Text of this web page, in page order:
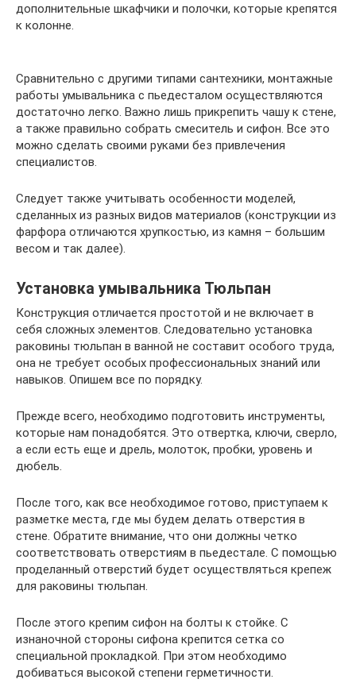
дополнительные шкафчики и полочки, которые крепятся
к колонне.
Сравнительно с другими типами сантехники, монтажные
работы умывальника с пьедесталом осуществляются
достаточно легко. Важно лишь прикрепить чашу к стене,
а также правильно собрать смеситель и сифон. Все это
можно сделать своими руками без привлечения
специалистов.
Следует также учитывать особенности моделей,
сделанных из разных видов материалов (конструкции из
фарфора отличаются хрупкостью, из камня – большим
весом и так далее).
Установка умывальника Тюльпан
Конструкция отличается простотой и не включает в
себя сложных элементов. Следовательно установка
раковины тюльпан в ванной не составит особого труда,
она не требует особых профессиональных знаний или
навыков. Опишем все по порядку.
Прежде всего, необходимо подготовить инструменты,
которые нам понадобятся. Это отвертка, ключи, сверло,
а если есть еще и дрель, молоток, пробки, уровень и
дюбель.
После того, как все необходимое готово, приступаем к
разметке места, где мы будем делать отверстия в
стене. Обратите внимание, что они должны четко
соответствовать отверстиям в пьедестале. С помощью
проделанный отверстий будет осуществляться крепеж
для раковины тюльпан.
После этого крепим сифон на болты к стойке. С
изнаночной стороны сифона крепится сетка со
специальной прокладкой. При этом необходимо
добиваться высокой степени герметичности.